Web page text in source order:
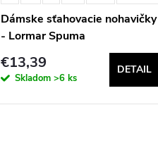
Dámske sťahovacie nohavičky
- Lormar Spuma
€13,39
Skladom >6 ks
DETAIL